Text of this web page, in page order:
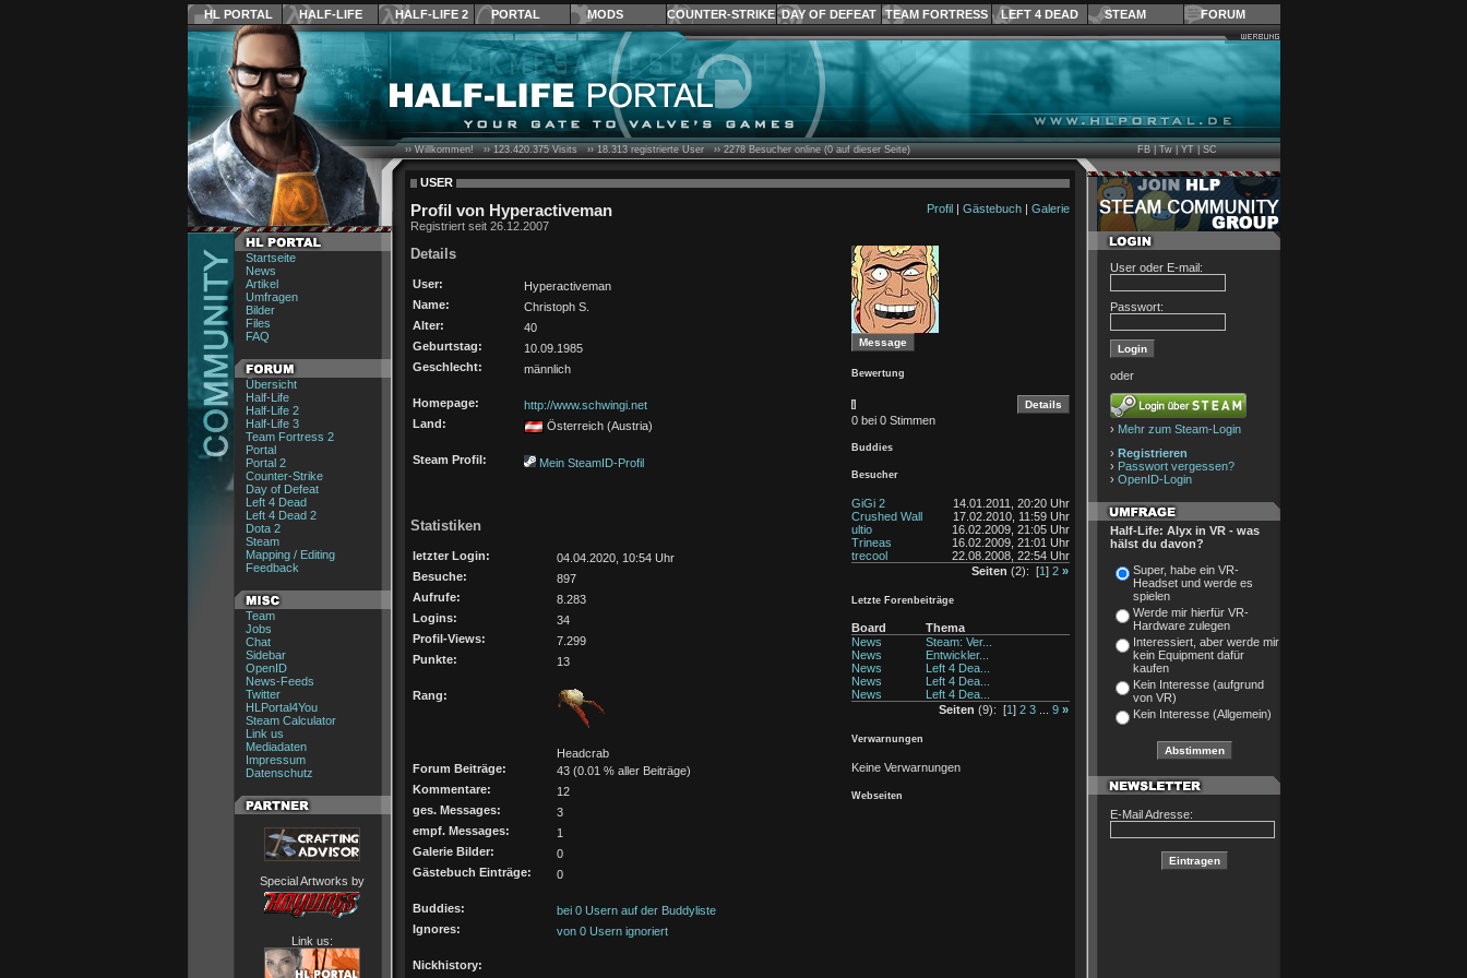
HL PORTAL HALF-LIFE HALF-LIFE 2 PORTAL MODS COUNTER-STRIKE DAY OF DEFEAT TEAM FORTRESS LEFT 4 DEAD STEAM FORUM
Startseite
News
Artikel
Umfragen
Bilder
Files
FAQ
Übersicht
Half-Life
Half-Life 2
Half-Life 3
Team Fortress 2
Portal
Portal 2
Counter-Strike
Day of Defeat
Left 4 Dead
Left 4 Dead 2
Dota 2
Steam
Mapping / Editing
Feedback
Team
Jobs
Chat
Sidebar
OpenID
News-Feeds
Twitter
HLPortal4You
Steam Calculator
Link us
Mediadaten
Impressum
Datenschutz
Special Artworks by
Link us:
›› Willkommen! ››123.420.375Visits ››18.313registrierte User ››2278Besucher online (0 auf dieser Seite)
USER
Profil von Hyperactiveman Profil| Gästebuch| Galerie
Registriert seit 26.12.2007
Details
User:
Hyperactiveman
Name:
Christoph S.
Alter:
40
Geburtstag:
10.09.1985
Geschlecht:
männlich
Homepage:
http://www.schwingi.net
Land:
Österreich (Austria)
Steam Profil: Mein SteamID-Profil
Statistiken
letzter Login:
04.04.2020, 10:54 Uhr
Besuche:
897
Aufrufe:
8.283
Logins:
34
Profil-Views:
7.299
Punkte:
13
Rang:
Headcrab
Forum Beiträge:
43 (0.01 % aller Beiträge)
Kommentare:
12
ges. Messages:
3
empf. Messages:
1
Galerie Bilder:
0
Gästebuch Einträge:
0
Buddies:
bei 0 Usern auf der Buddyliste
Ignores:
von 0 Usern ignoriert
Nickhistory:
Bewertung
0 bei 0 Stimmen
Buddies
Besucher
GiGi 2
14.01.2011, 20:20 Uhr
Crushed Wall
17.02.2010, 11:59 Uhr
ultio
16.02.2009, 21:05 Uhr
Trineas
16.02.2009, 21:01 Uhr
trecool
22.08.2008, 22:54 Uhr
Seiten (2): [1] 2 »
Letzte Forenbeiträge
Board
Thema
News
Steam: Ver...
News
Entwickler...
News
Left 4 Dea...
News
Left 4 Dea...
News
Left 4 Dea...
Seiten (9): [1] 2 3... 9 »
Verwarnungen
Keine Verwarnungen
Webseiten
FB|Tw|YT|SC
User oder E-mail:
Passwort:
oder
› Mehr zum Steam-Login
› Registrieren
› Passwort vergessen?
› OpenID-Login
Half-Life: Alyx in VR - was
hälst du davon?
Super, habe ein VR-
Headset und werde es
spielen
Werde mir hierfür VR-
Hardware zulegen
Interessiert, aber werde mir
kein Equipment dafür
kaufen
Kein Interesse (aufgrund
von VR)
Kein Interesse (Allgemein)
E-Mail Adresse: